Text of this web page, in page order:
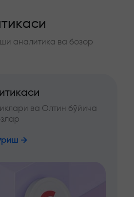
аналитика ва бозор
ва Олтин бўйича